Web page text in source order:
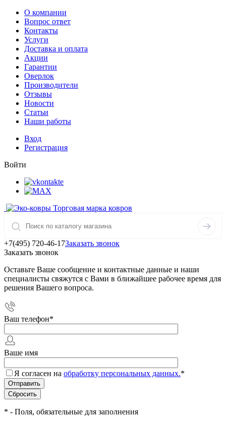
О компании
Вопрос ответ
Контакты
Услуги
Доставка и оплата
Акции
Гарантии
Оверлок
Производители
Отзывы
Новости
Статьи
Наши работы
Вход
Регистрация
Войти
Торговая марка ковров
+7(495) 720-46-17Заказать звонок
Заказать звонок
Оставьте Ваше сообщение и контактные данные и наши
специалисты свяжутся с Вами в ближайшее рабочее время для
решения Вашего вопроса.
Ваш телефон*
Ваше имя
Я согласен на обработку персональных данных.*
* - Поля, обязательные для заполнения